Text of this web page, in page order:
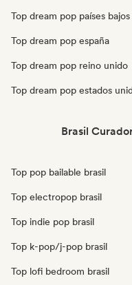
Top dream pop países bajos
Top dream pop españa
Top dream pop reino unido
Top dream pop estados
Brasil
Top pop bailable brasil
Top electropop brasil
Top indie pop brasil
Top k-pop/j-pop brasil
Top lofi bedroom brasil